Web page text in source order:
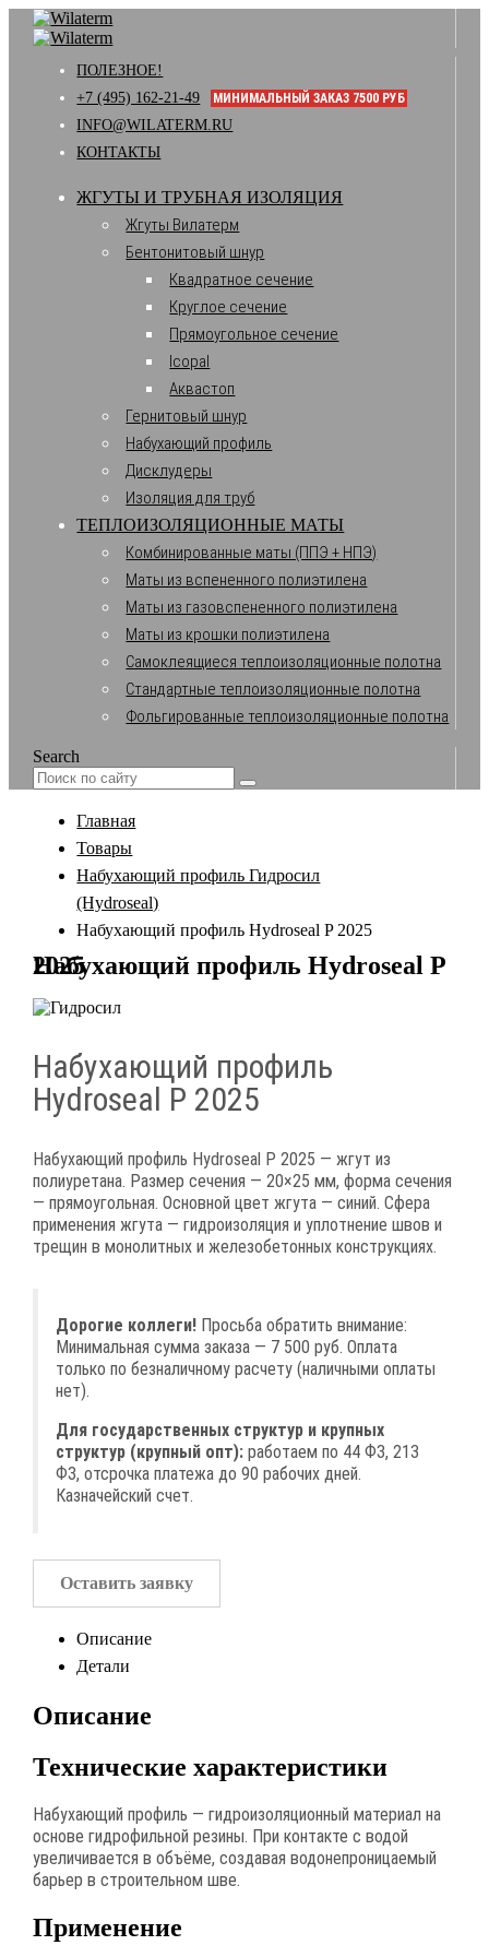
ПОЛЕЗНОЕ!
+7 (495) 162-21-49
МИНИМАЛЬНЫЙ ЗАКАЗ 7500 РУБ
INFO@WILATERM.RU
КОНТАКТЫ
ЖГУТЫ И ТРУБНАЯ ИЗОЛЯЦИЯ
Жгуты Вилатерм
Бентонитовый шнур
Квадратное сечение
Круглое сечение
Прямоугольное сечение
Icopal
Аквастоп
Гернитовый шнур
Набухающий профиль
Дисклудеры
Изоляция для труб
ТЕПЛОИЗОЛЯЦИОННЫЕ МАТЫ
Комбинированные маты (ППЭ + НПЭ)
Маты из вспененного полиэтилена
Маты из газовспененного полиэтилена
Маты из крошки полиэтилена
Самоклеящиеся теплоизоляционные полотна
Стандартные теплоизоляционные полотна
Фольгированные теплоизоляционные полотна
Search
Главная
Товары
Набухающий профиль Гидросил
(Hydroseal)
Набухающий профиль Hydroseal P 2025
Набухающий профиль Hydroseal P 2025
Набухающий профиль
Hydroseal P 2025
Набухающий профиль Hydroseal P 2025 — жгут из
полиуретана. Размер сечения — 20×25 мм, форма сечения
— прямоугольная. Основной цвет жгута — синий. Сфера
применения жгута — гидроизоляция и уплотнение швов и
трещин в монолитных и железобетонных конструкциях.
Дорогие коллеги! Просьба обратить внимание:
Минимальная сумма заказа — 7 500 руб. Оплата
только по безналичному расчету (наличными оплаты
нет).
Для государственных структур и крупных
структур (крупный опт): работаем по 44 ФЗ, 213
ФЗ, отсрочка платежа до 90 рабочих дней.
Казначейский счет.
Оставить заявку
Описание
Детали
Описание
Технические характеристики
Набухающий профиль — гидроизоляционный материал на
основе гидрофильной резины. При контакте с водой
увеличивается в объёме, создавая водонепроницаемый
барьер в строительном шве.
Применение